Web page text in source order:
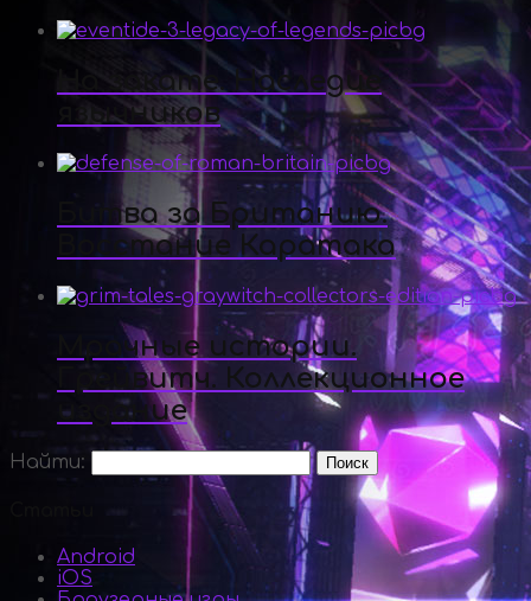
На закате. Наследие
язычников
Битва за Британию.
Восстание Каратака
Мрачные истории.
Грейвитч. Коллекционное
издание
Найти:
Android
iOS